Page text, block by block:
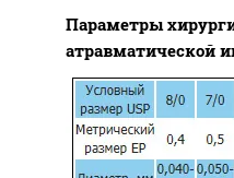
Параметры
атравматической